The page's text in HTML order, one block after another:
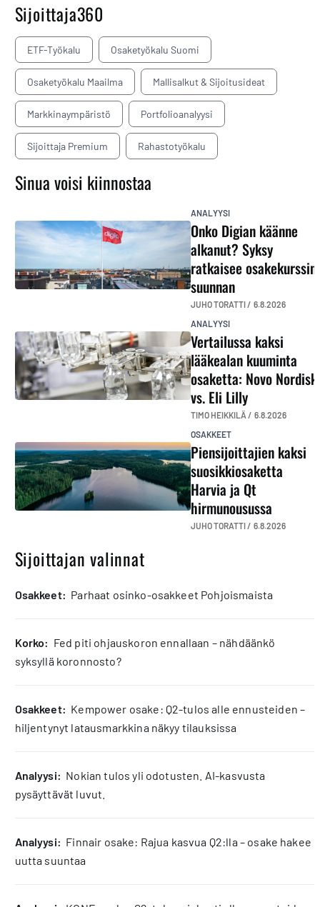
Sijoittaja360
ETF-Työkalu Osaketyökalu Suomi
Osaketyökalu Maailma Mallisalkut & Sijoitusideat
Markkinaympäristö Portfolioanalyysi
Sijoittaja Premium Rahastotyökalu
Sinua voisi kiinnostaa
ANALYYSI
Onko Digian käänne
alkanut? Syksy
ratkaisee osakekurssin
suunnan
JUHO TORATTI / 6.8.2026
ANALYYSI
Vertailussa kaksi
lääkealan kuuminta
osaketta: Novo Nordisk
vs. Eli Lilly
TIMO HEIKKILÄ / 6.8.2026
OSAKKEET
Piensijoittajien kaksi
suosikkiosaketta
Harvia ja Qt
hirmunousussa
JUHO TORATTI / 6.8.2026
Sijoittajan valinnat
osakkeet: Parhaat osinko-osakkeet Pohjoismaista
korko: Fed piti ohjauskoron ennallaan – nähdäänkö
syksyllä koronnosto?
osakkeet: Kempower osake: Q2-tulos alle ennusteiden –
hiljentynyt latausmarkkina näkyy tilauksissa
analyysi: Nokian tulos yli odotusten. AI-kasvusta
pysäyttävät luvut.
analyysi: Finnair osake: Rajua kasvua Q2:lla – osake hakee
uutta suuntaa